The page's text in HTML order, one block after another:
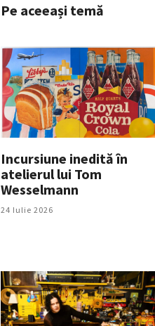
Pe aceeași temă
Incursiune inedită în
atelierul lui Tom
Wesselmann
24 Iulie 2026